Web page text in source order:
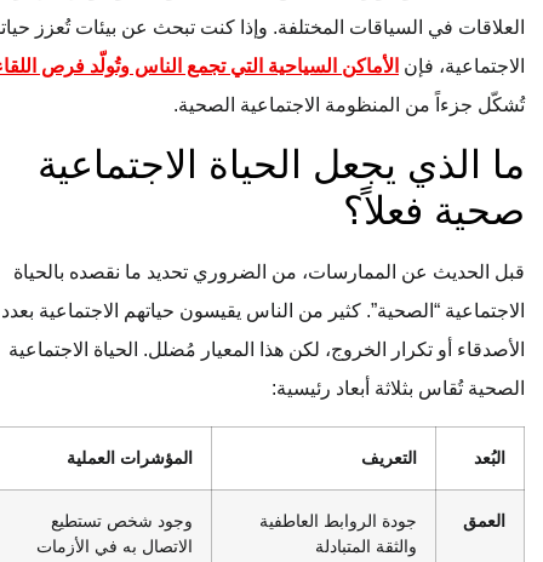
العلاقات في السياقات المختلفة. وإذا كنت تبحث عن بيئات تُعزز حياتك
الاجتماعية، فإنالأماكن السياحية التي تجمع الناس وتُولّد فرص اللقاء
تُشكّل جزءاً من المنظومة الاجتماعية الصحية.
ما الذي يجعل الحياة الاجتماعية
صحية فعلاً؟
قبل الحديث عن الممارسات، من الضروري تحديد ما نقصده بالحياة
الاجتماعية “الصحية”. كثير من الناس يقيسون حياتهم الاجتماعية بعدد
الأصدقاء أو تكرار الخروج، لكن هذا المعيار مُضلل. الحياة الاجتماعية
الصحية تُقاس بثلاثة أبعاد رئيسية:
البُعد التعريف المؤشرات العملية
العمق
جودة الروابط العاطفية
والثقة المتبادلة
وجود شخص تستطيع
الاتصال به في الأزمات